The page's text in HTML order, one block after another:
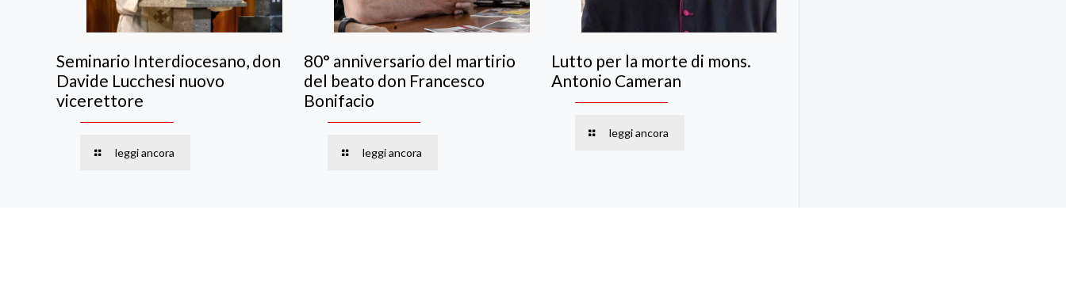
Seminario Interdiocesano, don
Davide Lucchesi nuovo
vicerettore
leggi ancora
80° anniversario del martirio
del beato don Francesco
Bonifacio
leggi ancora
Lutto per la morte di mons.
Antonio Cameran
leggi ancora